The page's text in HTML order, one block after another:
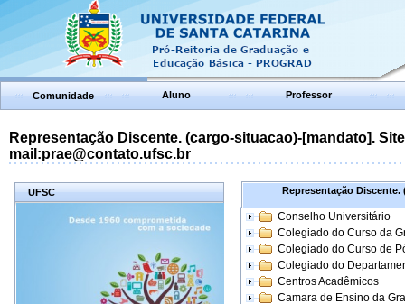
Comunidade Aluno Professor
Representação Discente. (cargo-situacao)-[mandato].
mail:prae@contato.ufsc.br
UFSC Representação Discente.
Conselho Universitário
Colegiado do Curso da
Colegiado do Curso de
Colegiado do
Centros Acadêmicos
Camara de Ensino da